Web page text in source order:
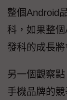
整個Android
科，如果整
發科的成長將
另一個觀察
手機品牌的